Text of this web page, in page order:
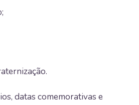
datas comemorativas e